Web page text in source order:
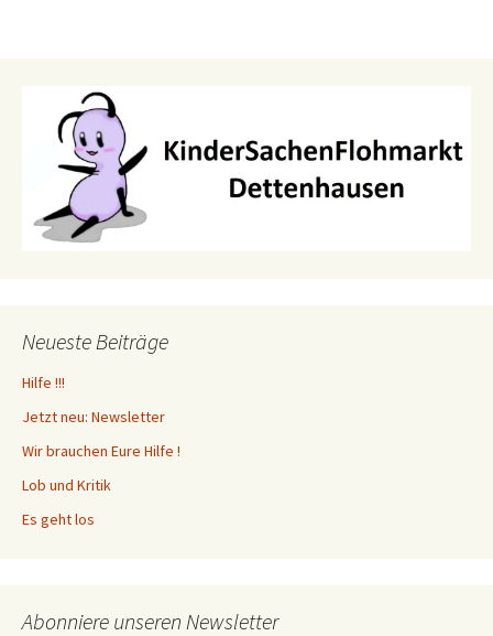
Neueste Beiträge
Hilfe !!!
Jetzt neu: Newsletter
Wir brauchen Eure Hilfe !
Lob und Kritik
Es geht los
Abonniere unseren Newsletter